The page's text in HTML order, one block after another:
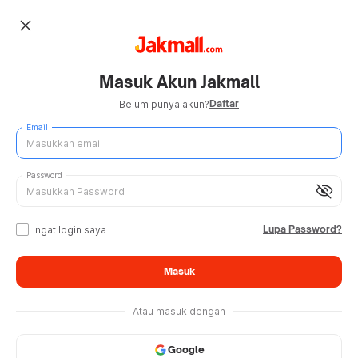
close
Masuk Akun Jakmall
Belum punya akun?Daftar
Email
visibility_off
Password
Ingat login saya Lupa Password?
Masuk
Atau masuk dengan
Google